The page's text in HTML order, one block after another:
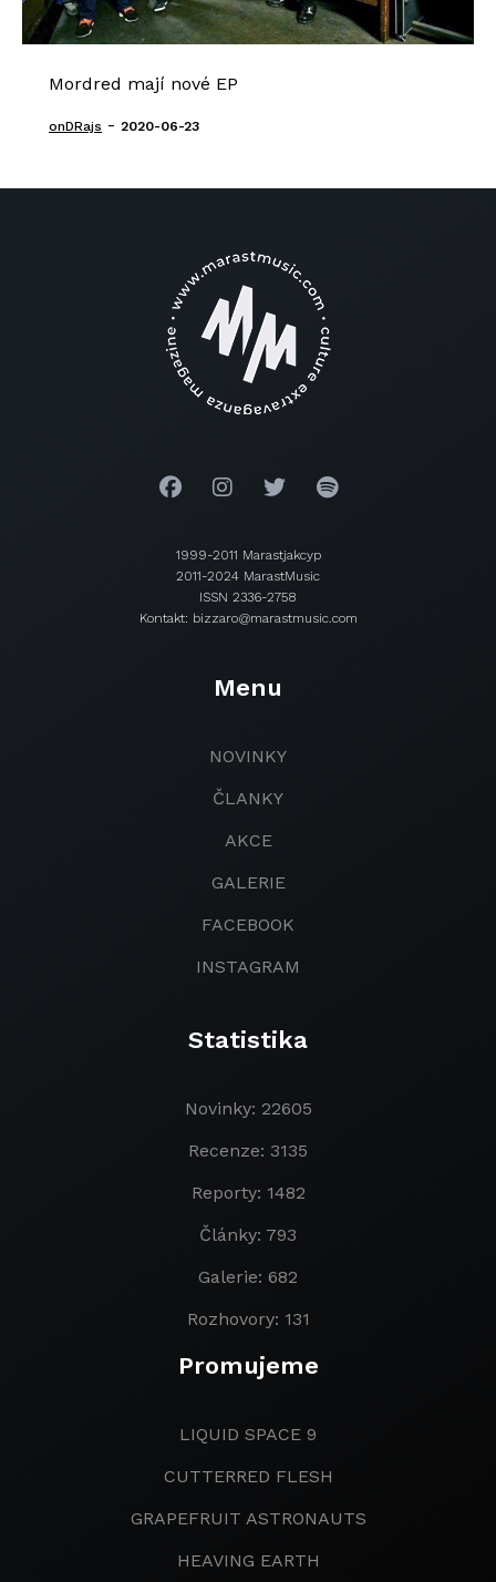
Mordred mají nové EP
onDRajs - 2020-06-23
1999-2011 Marastjakcyp
2011-2024 MarastMusic
ISSN 2336-2758
Kontakt: bizzaro@marastmusic.com
Menu
NOVINKY
ČLANKY
AKCE
GALERIE
FACEBOOK
INSTAGRAM
Statistika
Novinky: 22605
Recenze: 3135
Reporty: 1482
Články: 793
Galerie: 682
Rozhovory: 131
Promujeme
LIQUID SPACE 9
CUTTERRED FLESH
GRAPEFRUIT ASTRONAUTS
HEAVING EARTH